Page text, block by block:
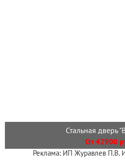
Стальная дверь
От 42900
Реклама: ИП Журавлев П.В.